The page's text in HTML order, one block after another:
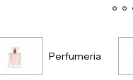
Perfumeria